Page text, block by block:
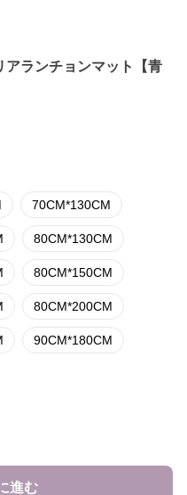
アランチョンマット【青
70CM*130CM
80CM*130CM
80CM*150CM
80CM*200CM
90CM*180CM
進む